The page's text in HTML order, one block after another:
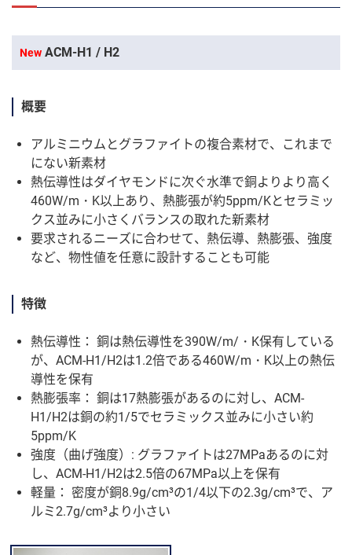
New ACM-H1 / H2
概要
アルミニウムとグラファイトの複合素材で、これまで
にない新素材
熱伝導性はダイヤモンドに次ぐ水準で銅よりより高く
460W/m・K以上あり、熱膨張が約5ppm/Kとセラミッ
クス並みに小さくバランスの取れた新素材
要求されるニーズに合わせて、熱伝導、熱膨張、強度
など、物性値を任意に設計することも可能
特徴
熱伝導性： 銅は熱伝導性を390W/m/・K保有している
が、ACM-H1/H2は1.2倍である460W/m・K以上の熱伝
導性を保有
熱膨張率： 銅は17熱膨張があるのに対し、ACM-
H1/H2は銅の約1/5でセラミックス並みに小さい約
5ppm/K
強度（曲げ強度）: グラファイトは27MPaあるのに対
し、ACM-H1/H2は2.5倍の67MPa以上を保有
軽量： 密度が銅8.9g/cm³の1/4以下の2.3g/cm³で、ア
ルミ2.7g/cm³より小さい